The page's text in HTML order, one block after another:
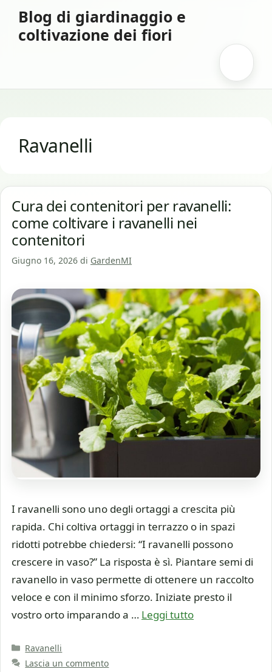
contenuto
Blog di giardinaggio e
coltivazione dei fiori
Ravanelli
Cura dei contenitori per ravanelli:
come coltivare i ravanelli nei
contenitori
Giugno 16, 2026 di GardenMI
I ravanelli sono uno degli ortaggi a crescita più
rapida. Chi coltiva ortaggi in terrazzo o in spazi
ridotti potrebbe chiedersi: “I ravanelli possono
crescere in vaso?” La risposta è sì. Piantare semi di
ravanello in vaso permette di ottenere un raccolto
veloce e con il minimo sforzo. Iniziate presto il
vostro orto imparando a … Leggi tutto
Categorie
Ravanelli
Lascia un commento